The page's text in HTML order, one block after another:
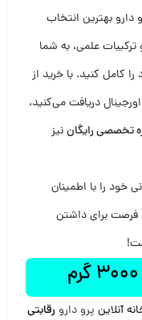
دارو بهترین انتخاب
علمی، به شما
کامل کنید. با خرید از
دریافت می‌کنید،
تخصصی رایگاننیز
را با اطمینان
برای داشتن
پرو دارو رقابتی